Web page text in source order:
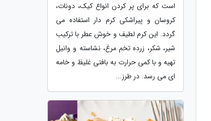
است که برای پر کردن انواع کیک، دونات،
کروسان و پیراشکی کرم دار استفاده می
گردد. این کرم لطیف و خوش عطر با ترکیب
شیر، شکر، زرده تخم مرغ، نشاسته و وانیل
تهیه و با کمی حرارت به بافتی غلیظ و خامه
ای می رسد. در طرز...